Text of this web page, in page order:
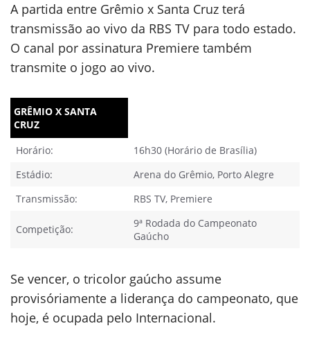
A partida entre Grêmio x Santa Cruz terá
transmissão ao vivo da RBS TV para todo estado.
O canal por assinatura Premiere também
transmite o jogo ao vivo.
GRÊMIO X SANTA
CRUZ
Horário:
16h30 (Horário de Brasília)
Estádio:
Arena do Grêmio, Porto Alegre
Transmissão:
RBS TV, Premiere
Competição:
9ª Rodada do Campeonato
Gaúcho
Se vencer, o tricolor gaúcho assume
provisóriamente a liderança do campeonato, que
hoje, é ocupada pelo Internacional.